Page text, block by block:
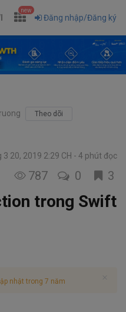
new
Đăng nhập/Đăng ký
Theo dõi
20, 2019 2:29 CH 4 phút đọc
787 0 3
trong Swift
nhật trong 7 năm